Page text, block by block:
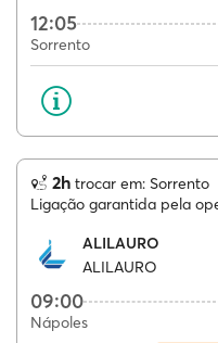
12:05
Sorrento
2h trocar em: Sorrento
Ligação garantida pela
ALILAURO
ALILAURO
09:00
Nápoles